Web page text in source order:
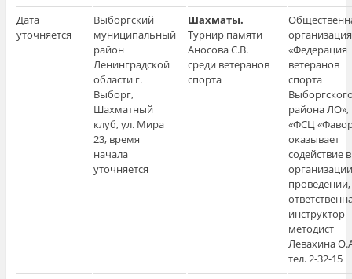
Дата
уточняется
Выборгский
муниципальный
район
Ленинградской
области г.
Выборг,
Шахматный
клуб, ул. Мира
23, время
начала
уточняется
Шахматы.
Турнир памяти
Аносова С.В.
среди ветеранов
спорта
организация
«Федерация
ветеранов
спорта
района
«ФСЦ
оказывает
содействие в
проведении,
инструктор-
методист
Левахина
тел. 2-32-15